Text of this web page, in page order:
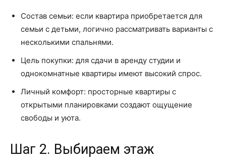
Состав семьи: если квартира приобретается для
семьи с детьми, логично рассматривать варианты с
несколькими спальнями.
Цель покупки: для сдачи в аренду студии и
однокомнатные квартиры имеют высокий спрос.
Личный комфорт: просторные квартиры с
открытыми планировками создают ощущение
свободы и уюта.
Шаг 2. Выбираем этаж